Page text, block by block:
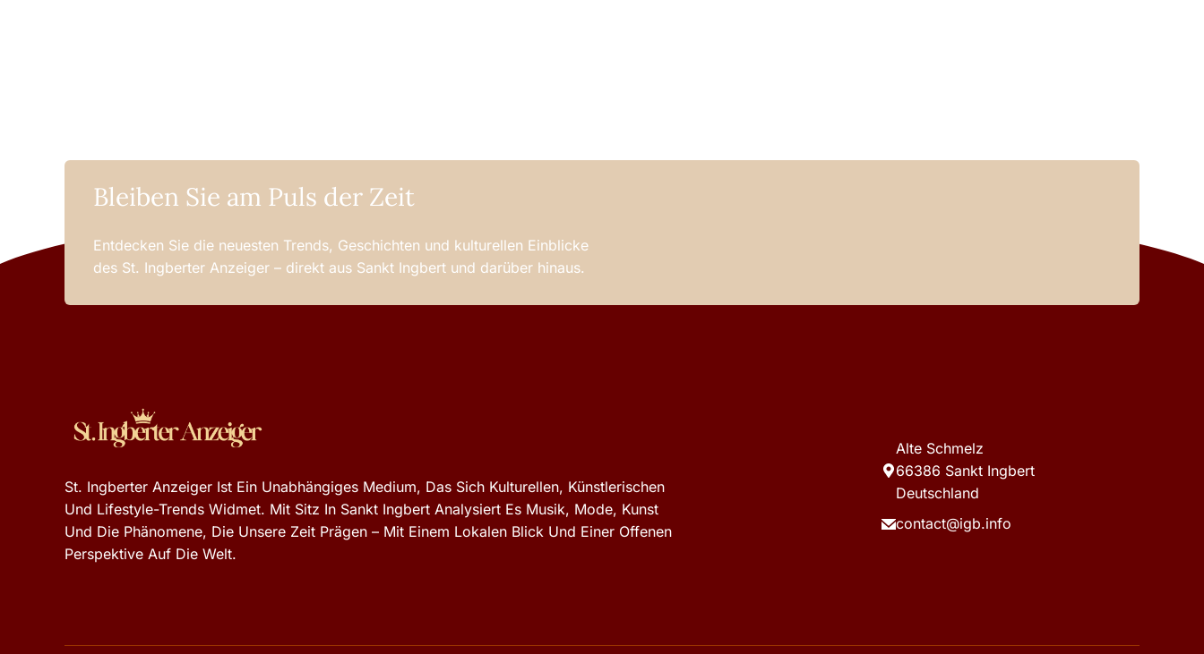
Bleiben Sie am Puls der Zeit
Entdecken Sie die neuesten Trends, Geschichten und kulturellen Einblicke
des St. Ingberter Anzeiger – direkt aus Sankt Ingbert und darüber hinaus.
St. Ingberter Anzeiger Ist Ein Unabhängiges Medium, Das Sich Kulturellen, Künstlerischen
Und Lifestyle-Trends Widmet. Mit Sitz In Sankt Ingbert Analysiert Es Musik, Mode, Kunst
Und Die Phänomene, Die Unsere Zeit Prägen – Mit Einem Lokalen Blick Und Einer Offenen
Perspektive Auf Die Welt.
Alte Schmelz
66386 Sankt Ingbert
Deutschland
contact@igb.info